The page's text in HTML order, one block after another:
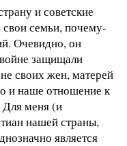
и советские
семьи, почему-
Очевидно, он
защищали
своих жен, матерей
и наше отношение к
Для меня (и
нашей страны,
является